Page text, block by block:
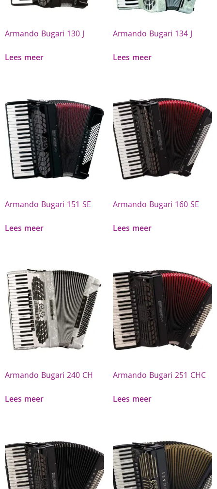
Armando Bugari 130 J
Lees meer
Armando Bugari 134 J
Lees meer
Armando Bugari 151 SE
Lees meer
Armando Bugari 160 SE
Lees meer
Armando Bugari 240 CH
Lees meer
Armando Bugari 251 CHC
Lees meer